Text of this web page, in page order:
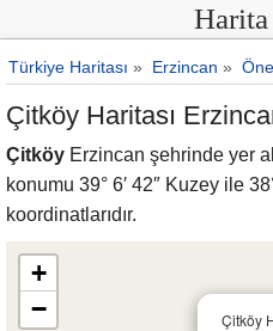
Harita
Türkiye Haritası » Erzincan »
Çitköy Haritası
Çitköy Erzincan şehrinde yer
konumu 39° 6′ 42″ Kuzey ile
koordinatlarıdır.
Çitköy
+
−